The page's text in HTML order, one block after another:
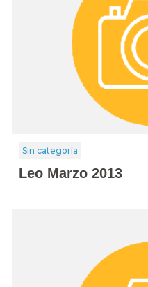
Sin categoría
Leo Marzo 2013